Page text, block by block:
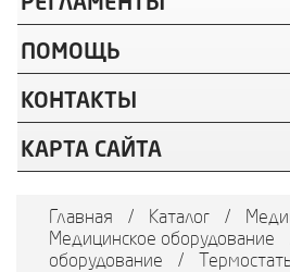
ПОМОЩЬ
КОНТАКТЫ
КАРТА САЙТА
Главная / Каталог /
Медицинское оборудование
оборудование
/